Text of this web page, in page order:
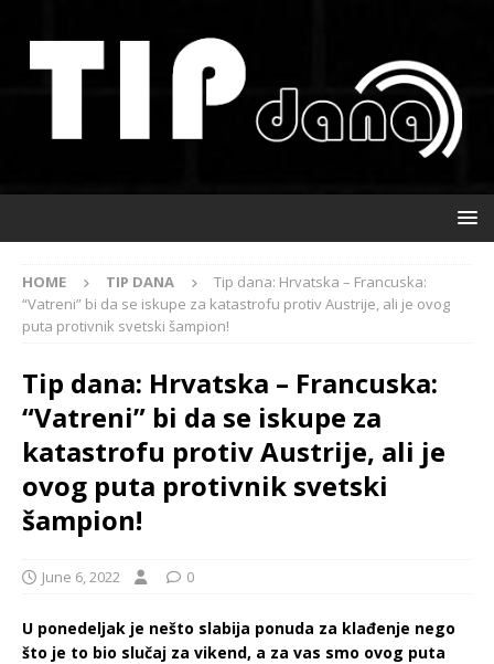
HOME TIP DANA
Tip dana: Hrvatska – Francuska:
“Vatreni” bi da se iskupe za katastrofu protiv Austrije, ali je ovog
puta protivnik svetski šampion!
Tip dana: Hrvatska – Francuska:
“Vatreni” bi da se iskupe za
katastrofu protiv Austrije, ali je
ovog puta protivnik svetski
šampion!
June 6, 2022 0
U ponedeljak je nešto slabija ponuda za klađenje nego
što je to bio slučaj za vikend, a za vas smo ovog puta